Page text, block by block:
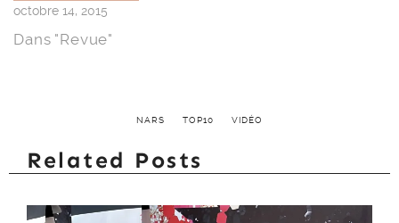
octobre 14, 2015
Dans "Revue"
NARS TOP10 VIDÉO
Related Posts